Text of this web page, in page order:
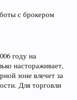
с брокером
году на
настораживает,
зоне влечет за
Для торговли